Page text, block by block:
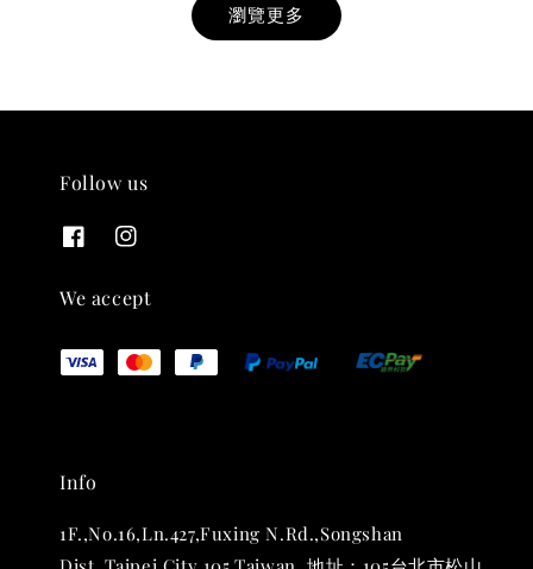
THT 九週年紀念 T-shirt
NT$ 880
加入購物車
瀏覽更多
Follow us
We accept
Info
1F.,No.16,Ln.427,Fuxing N.Rd.,Songshan